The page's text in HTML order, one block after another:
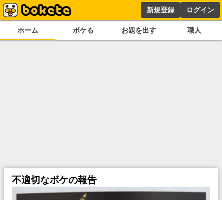
新規登録 ログイン
ホーム ボケる お題を出す 職人
不適切なボケの報告